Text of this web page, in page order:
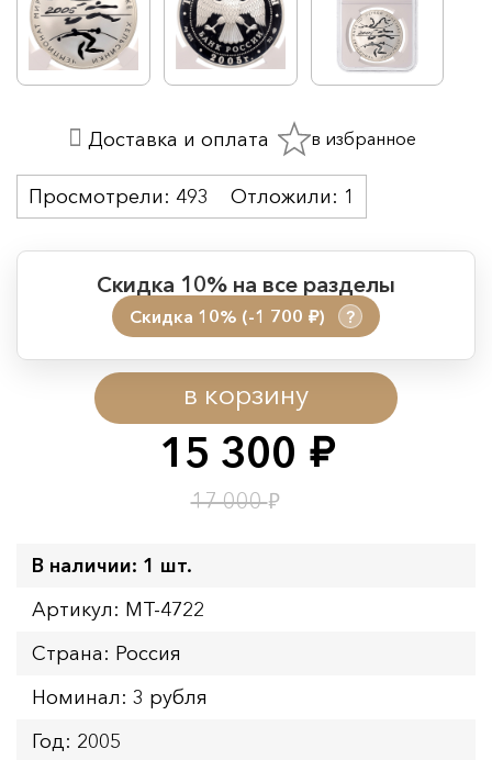
15 300 руб.
17 000₽
в корзину
Скидка 10% на все разделы
Скидка 10% (-1 700 руб.) ?
Период действия акции:
Начало:
08.08.2026 00:01
Окончание:
09.08.2026 23:59
Время до окончания:
Просмотрели: 493 Отложили: 1
Доставка и оплата в избранное
В наличии: 1 шт.
Артикул: MT-4722
Страна: Россия
Номинал: 3 рубля
Год: 2005